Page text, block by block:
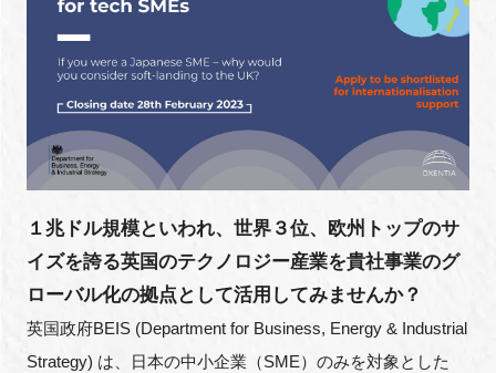
プログラム
インタビュー・コラム
ニュース・掲示板
特別会員
施設・アクセス
１兆ドル規模といわれ、世界３位、欧州トップのサ
イズを誇る英国のテクノロジー産業を貴社事業のグ
ローバル化の拠点として活用してみませんか？
英国政府BEIS(Department for Business, Energy & Industrial
Strategy) は、日本の中小企業（SME）のみを対象とした